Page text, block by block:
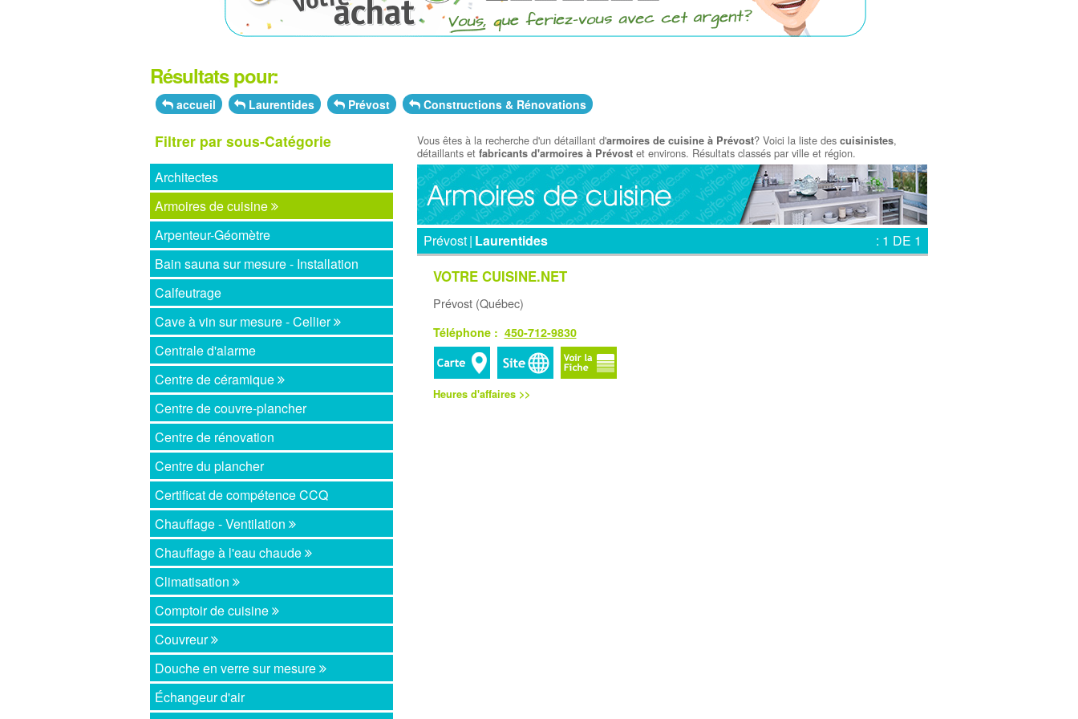
Résultats pour:
accueil Laurentides Prévost Constructions & Rénovations
Filtrer par sous-Catégorie
Architectes
Armoires de cuisine
Arpenteur-Géomètre
Bain sauna sur mesure - Installation
Calfeutrage
Cave à vin sur mesure - Cellier
Centrale d'alarme
Centre de céramique
Centre de couvre-plancher
Centre de rénovation
Centre du plancher
Certificat de compétence CCQ
Chauffage - Ventilation
Chauffage à l'eau chaude
Climatisation
Comptoir de cuisine
Couvreur
Douche en verre sur mesure
Échangeur d'air
Vous êtes à la recherche d'un détaillant d'armoires de cuisine à Prévost? Voici la liste descuisinistes,
détaillants etfabricants d'armoires à Prévost et environs. Résultats classés par ville et région.
Prévost| Laurentides : 1 DE 1
VOTRE CUISINE.NET
Prévost (Québec)
Téléphone : 450-712-9830
Heures d'affaires >>